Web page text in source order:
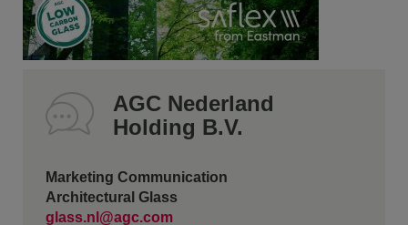
AGC Nederland
Holding B.V.
Marketing Communication
Architectural Glass
glass.nl@agc.com